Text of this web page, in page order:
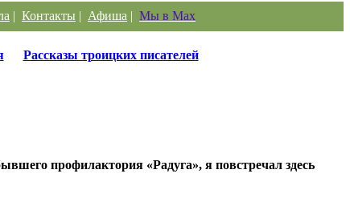
| Контакты | Афиша | Мы в Max
Рассказы троицких писателей
профилактория «Радуга», я повстречал здесь